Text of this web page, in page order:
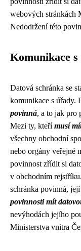
webových stránkách
Nedodržení této
Komunikace
Datová schránka se
komunikace s úřady.
povinná, a to jak pro
Mezi ty, kteřímusí
všechny obchodní
nebo orgány veřejné
povinnost zřídit si
v obchodním
schránka povinná,
povinnosti mít
nevýhodách jejího
Ministerstva vnitra